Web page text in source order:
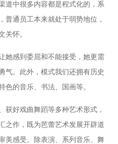
道中很多内容都是程式化的，系
普通员工本来就处于弱势地位，
关怀。
她感到委屈和不能接受，她更需
气。此外，模式我们还拥有历史
色的音乐、书法、国画等。
获好戏曲舞蹈等多种艺术形式，
之作，既为芭蕾艺术发展开辟道
美感受。除表演、系列音乐、舞